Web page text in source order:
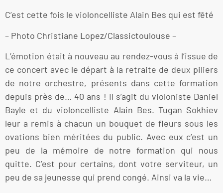
C’est cette fois le violoncelliste Alain Bes qui est fêté
– Photo Christiane Lopez/Classictoulouse –
L’émotion était à nouveau au rendez-vous à l’issue de
ce concert avec le départ à la retraite de deux piliers
de notre orchestre, présents dans cette formation
depuis près de… 40 ans ! Il s’agit du violoniste Daniel
Bayle et du violoncelliste Alain Bes. Tugan Sokhiev
leur a remis à chacun un bouquet de fleurs sous les
ovations bien méritées du public. Avec eux c’est un
peu de la mémoire de notre formation qui nous
quitte. C’est pour certains, dont votre serviteur, un
peu de sa jeunesse qui prend congé. Ainsi va la vie…